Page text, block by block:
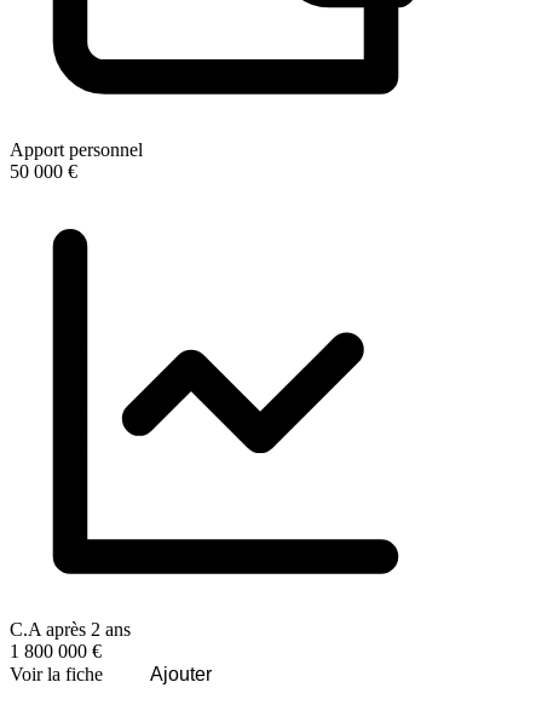
Apport personnel
50 000 €
C.A après 2 ans
1 800 000 €
Voir la fiche
Ajouter